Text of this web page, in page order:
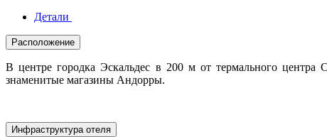
Детали
Расположение
В центре городка Эскальдес в 200 м от термального центра
знаменитые магазины Андорры.
Инфраструктура отеля